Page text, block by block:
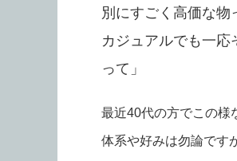
別にすごく高価な物
カジュアルでも一
って」
最近40代の方でこの様
体系や好みは勿論です